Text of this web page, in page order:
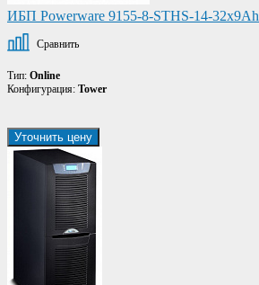
ИБП Powerware 9155-8-STHS-14-32x9Ah
Сравнить
Тип: Online
Конфигурация: Tower
Уточнить цену